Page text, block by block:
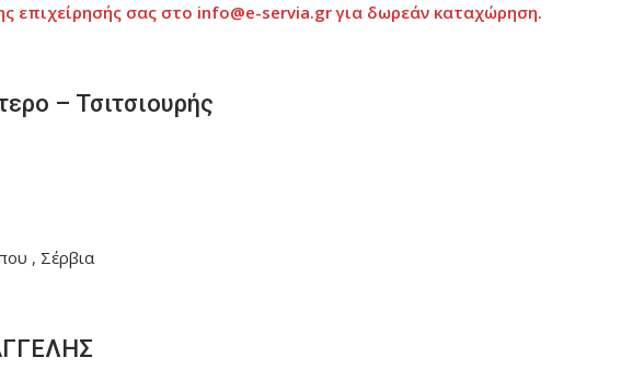
επιχείρησής σας στο info@e-servia.grγια δωρεάν καταχώρηση.
– Τσιτσιουρής
, Σέρβια